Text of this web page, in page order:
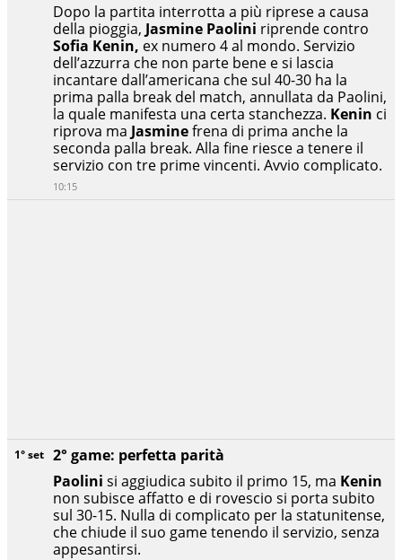
1° set 2° game: perfetta parità
Paolini si aggiudica subito il primo 15, ma Kenin
non subisce affatto e di rovescio si porta subito
sul 30-15. Nulla di complicato per la statunitense,
che chiude il suo game tenendo il servizio, senza
appesantirsi.
Dopo la partita interrotta a più riprese a causa
della pioggia, Jasmine Paolini riprende contro
Sofia Kenin, ex numero 4 al mondo. Servizio
dell’azzurra che non parte bene e si lascia
incantare dall’americana che sul 40-30 ha la
prima palla break del match, annullata da Paolini,
la quale manifesta una certa stanchezza. Kenin ci
riprova ma Jasminefrena di prima anche la
seconda palla break. Alla fine riesce a tenere il
servizio con tre prime vincenti. Avvio complicato.
10:15